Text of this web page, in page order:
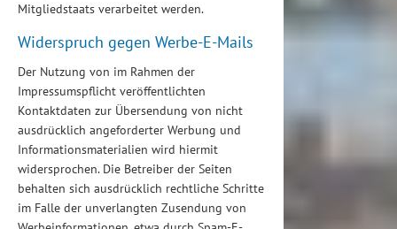
Mitgliedstaats verarbeitet werden.
Widerspruch gegen Werbe-E-Mails
Der Nutzung von im Rahmen der
Impressumspflicht veröffentlichten
Kontaktdaten zur Übersendung von nicht
ausdrücklich angeforderter Werbung und
Informationsmaterialien wird hiermit
widersprochen. Die Betreiber der Seiten
behalten sich ausdrücklich rechtliche Schritte
im Falle der unverlangten Zusendung von